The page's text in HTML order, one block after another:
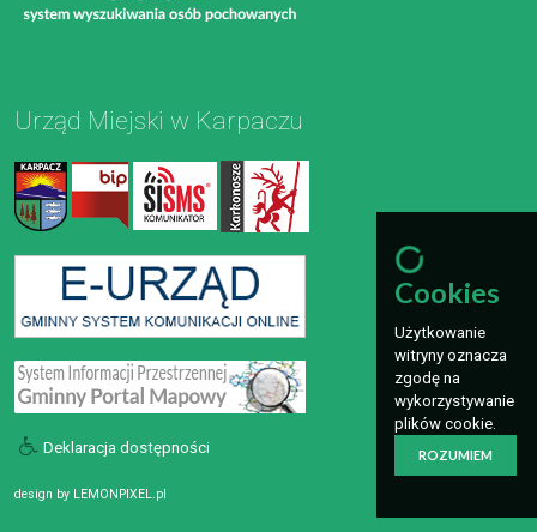
Urząd Miejski w Karpaczu
Deklaracja dostępności
design by LEMONPIXEL.pl
Cookies
Użytkowanie
witryny oznacza
zgodę na
wykorzystywanie
plików cookie.
ROZUMIEM